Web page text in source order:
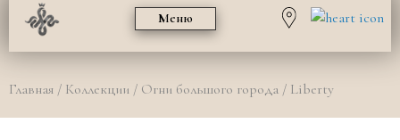
Меню
Главная / Коллекции / Огни большого города / Liberty